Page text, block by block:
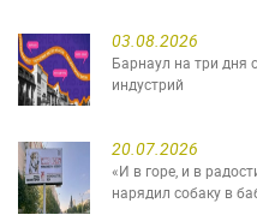
03.08.2026
Барнаул на три дня
индустрий
20.07.2026
«И в горе, и в
нарядил собаку в